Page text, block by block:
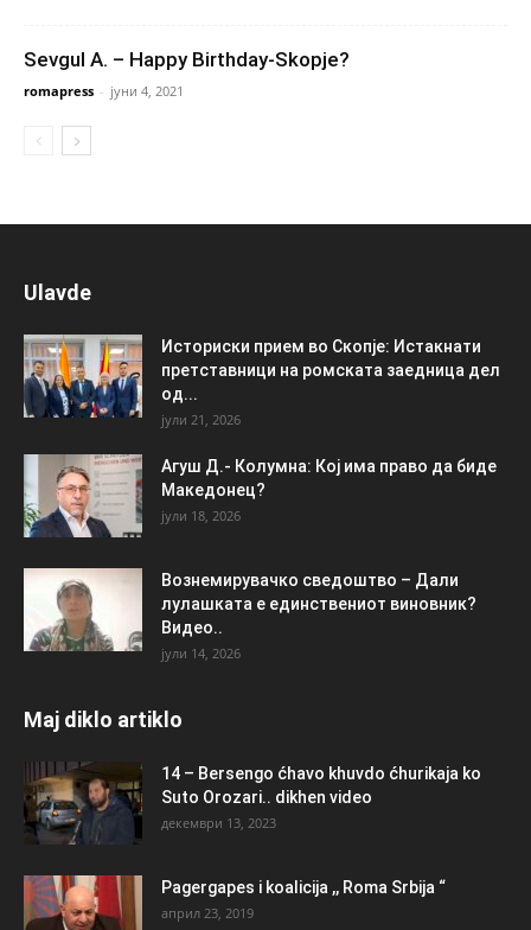
Sevgul A. – Happy Birthday-Skopje?
romapress - јуни 4, 2021
Ulavde
Историски прием во Скопје: Истакнати
претставници на ромската заедница дел
од...
јули 21, 2026
Агуш Д.- Колумна: Кој има право да биде
Македонец?
јули 18, 2026
Вознемирувачко сведоштво – Дали
лулашката е единствениот виновник?
Видео..
јули 14, 2026
Maj diklo artiklo
14 – Bersengo ćhavo khuvdo ćhurikaja ko
Suto Orozari.. dikhen video
декември 13, 2023
Pagergapes i koalicija ,, Roma Srbija “
април 23, 2019